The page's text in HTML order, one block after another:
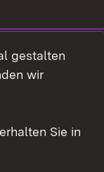
gestalten
wir
Sie in